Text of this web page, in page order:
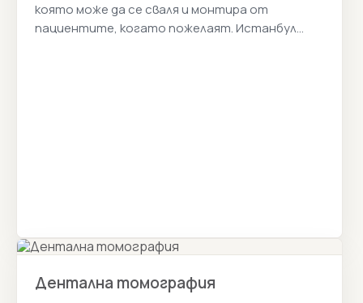
която може да се сваля и монтира от
пациентите, когато пожелаят. Истанбул
Дентална томография